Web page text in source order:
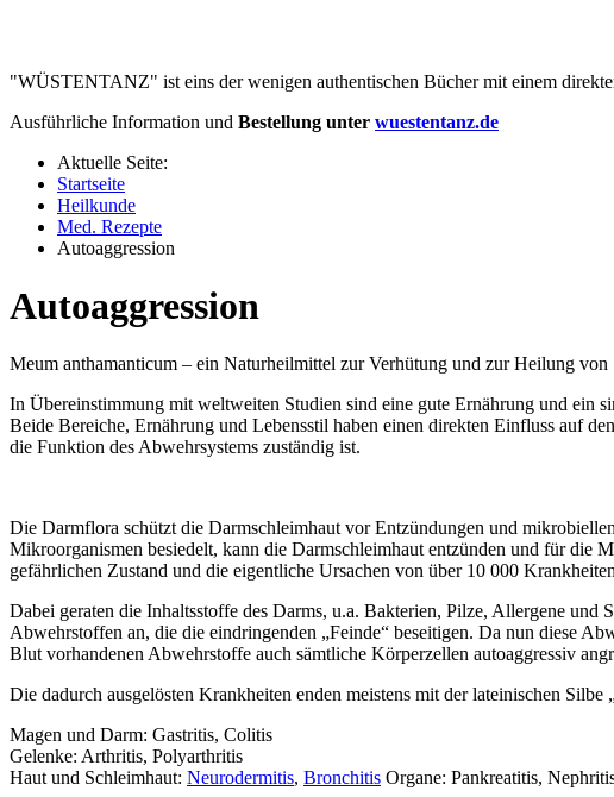
"WÜSTENTANZ" ist eins der wenigen authentischen Bücher mit einem
Ausführliche Information und Bestellung unter wuestentanz.de
Aktuelle Seite:
Startseite
Heilkunde
Med. Rezepte
Autoaggression
Autoaggression
Meum anthamanticum – ein Naturheilmittel zur Verhütung und zur Heilung
In Übereinstimmung mit weltweiten Studien sind eine gute Ernährung und ein
Beide Bereiche, Ernährung und Lebensstil haben einen direkten Einfluss auf
die Funktion des Abwehrsystems zuständig ist.
Die Darmflora schützt die Darmschleimhaut vor Entzündungen und
Mikroorganismen besiedelt, kann die Darmschleimhaut entzünden und für die
gefährlichen Zustand und die eigentliche Ursachen von über 10 000
Dabei geraten die Inhaltsstoffe des Darms, u.a. Bakterien, Pilze, Allergene und
Abwehrstoffen an, die die eindringenden „Feinde“ beseitigen. Da nun diese
Blut vorhandenen Abwehrstoffe auch sämtliche Körperzellen autoaggressiv
Die dadurch ausgelösten Krankheiten enden meistens mit der lateinischen
Magen und Darm: Gastritis, Colitis
Gelenke: Arthritis, Polyarthritis
Haut und Schleimhaut: Neurodermitis, Bronchitis Organe: Pankreatitis,